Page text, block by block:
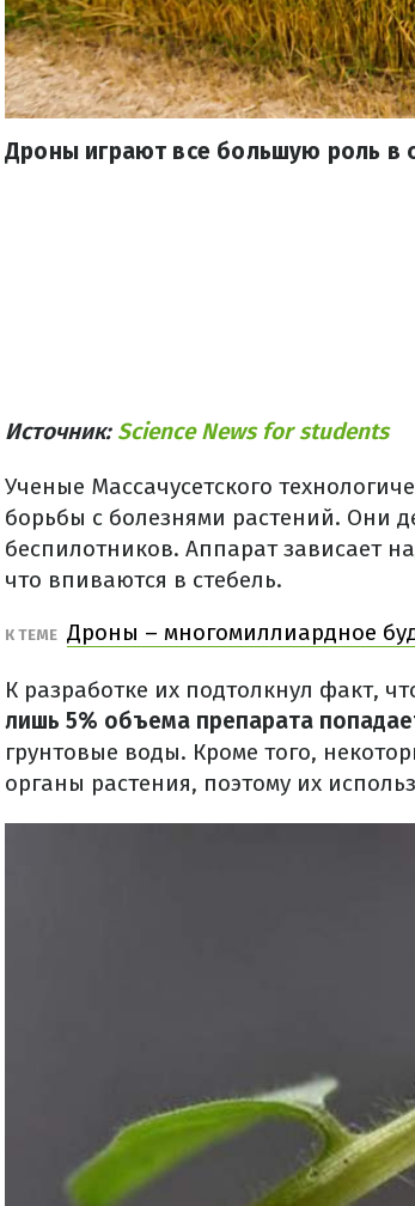
Дроны играют все большую роль в
Источник:Science News for students
Ученые Массачусетского
борьбы с болезнями растений. Они
беспилотников. Аппарат зависает
что впиваются в стебель.
К ТЕМЕ Дроны – многомиллиардное
К разработке их подтолкнул факт,
лишь 5% объема препарата
грунтовые воды. Кроме того,
органы растения, поэтому их